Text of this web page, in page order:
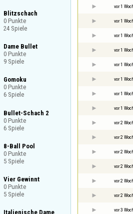
Blitzschach
0 Punkte
24 Spiele
Dame Bullet
0 Punkte
9 Spiele
Gomoku
0 Punkte
6 Spiele
Bullet-Schach 2
0 Punkte
6 Spiele
8-Ball Pool
0 Punkte
5 Spiele
Vier Gewinnt
0 Punkte
5 Spiele
Italienische Dame
vor 1
vor 1
vor 1
vor 1
vor 1
vor 1
vor 1
vor 1
vor 2
vor 2
vor 2
vor 2
vor 2
vor 2
vor 3